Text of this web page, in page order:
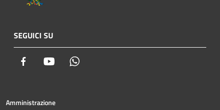
SEGUICI SU
Facebook Youtube
Amministrazione